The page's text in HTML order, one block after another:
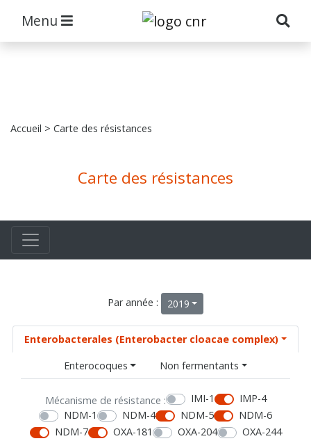
Menu
Accueil > Carte des résistances
Carte des résistances
Par année : 2019
Enterobacterales (Enterobacter cloacae complex)
Enterocoques
Non fermentants
Mécanisme de résistance : IMI-1
IMP-4
NDM-1
NDM-4 NDM-5
NDM-6
NDM-7
OXA-181 OXA-204
OXA-244